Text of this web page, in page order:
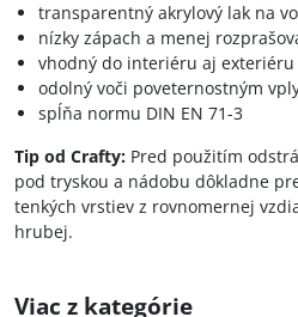
transparentný akrylový lak na
nízky zápach a menej
vhodný do interiéru aj exteriéru
odolný voči poveternostným
spĺňa normu DIN EN 71-3
Tip od Crafty: Pred použitím
pod tryskou a nádobu dôkladne
tenkých vrstiev z rovnomernej
hrubej.
Viac z kategórie